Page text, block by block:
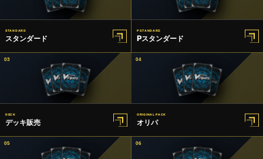
STANDARD
スタンダード
P STANDARD
Pスタンダード
03
DECK
デッキ販売
04
ORIGINAL PACK
オリパ
05 06